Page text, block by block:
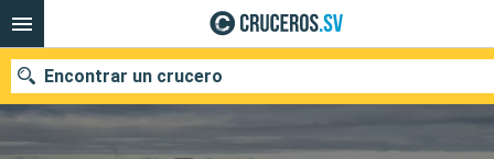
Encontrar un crucero